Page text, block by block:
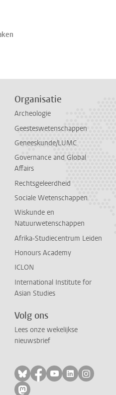
Organisatie
Archeologie
Geesteswetenschappen
Geneeskunde/LUMC
Governance and Global
Affairs
Rechtsgeleerdheid
Sociale Wetenschappen
Wiskunde en
Natuurwetenschappen
Afrika-Studiecentrum Leiden
Honours Academy
ICLON
International Institute for
Asian Studies
Volg ons
Lees onze wekelijkse
nieuwsbrief
Volg ons op bluesky
Volg ons op
Volg ons op
Volg ons
Volg
Volg ons op mastodon